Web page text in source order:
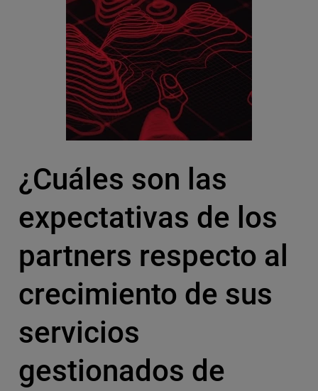
¿Cuáles son las
expectativas de los
partners respecto al
crecimiento de sus
servicios
gestionados de